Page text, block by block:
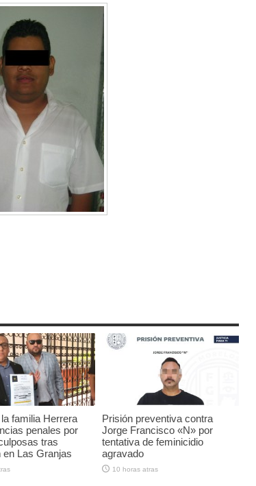
familia Herrera
penales por
tras
en Las Granjas
Prisión preventiva contra
Jorge Francisco «N» por
tentativa de feminicidio
agravado
10 horas atras